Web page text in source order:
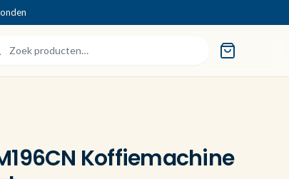
Koffiemachine